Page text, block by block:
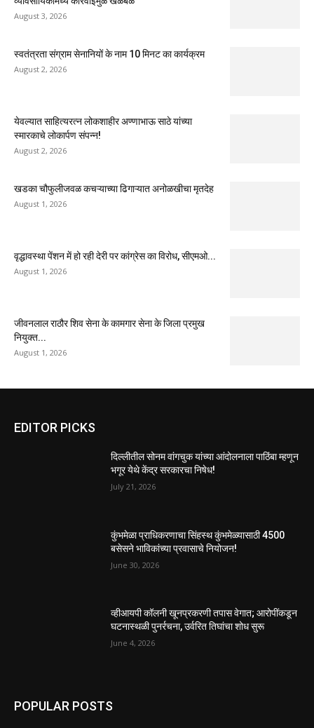
August 3, 2026
स्वतंत्रता संग्राम सेनानियों के नाम 10 मिनट का कार्यक्रम
August 2, 2026
येवल्यात साहित्यरत्न लोकशाहीर अण्णाभाऊ साठे यांच्या
स्मारकाचे लोकार्पण संपन्न!
August 2, 2026
खडका चौफुलीजवळ कचऱ्याच्या ढिगाऱ्यात अनोळखीचा मृतदेह
August 1, 2026
वृद्धावस्था पेंशन में हो रही देरी पर कांग्रेस का विरोध, सीएमओ...
August 1, 2026
जीवनलाल राठौर शिव सेना के कामगार सेना के जिला प्रमुख
नियुक्त...
August 1, 2026
EDITOR PICKS
दिल्लीतील सोनम वांगचुक यांच्या आंदोलनाला पाठिंबा म्हणून
भगूर येथे केंद्र सरकारचा निषेध!
July 21, 2026
कुंभमेळा प्राधिकरणाचा सिंहस्थ कुंभमेळ्यासाठी 4500
बसेसने भाविकांच्या प्रवासाचे नियोजन!
June 30, 2026
व्हीआयपी कॉलनी खूनप्रकरणी तपास वेगात; आरोपींकडून
घटनास्थळी पुनर्रचना, उर्वरित तिघांचा शोध सुरू
June 4, 2026
POPULAR POSTS